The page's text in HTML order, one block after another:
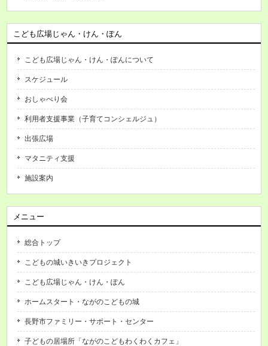
こども広場じゃん・けん・ぽん
こども広場じゃん・けん・ぽんについて
スケジュール
おしゃべり会
利用者支援事業（子育てコンシェルジュ）
出張広場
マタニティ支援
施設案内
メニュー
総合トップ
こどもの城いきいきプロジェクト
こども広場じゃん・けん・ぽん
ホームスタート・ながのこどもの城
長野市ファミリー・サポート・センター
子どもの居場所「ながのこどもわくわくカフェ」